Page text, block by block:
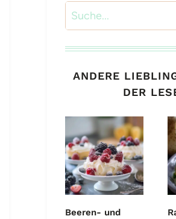
Suchen
ANDERE
DER
Beeren- und